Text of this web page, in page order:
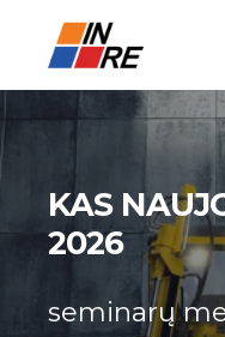
KAS
2026
seminarų